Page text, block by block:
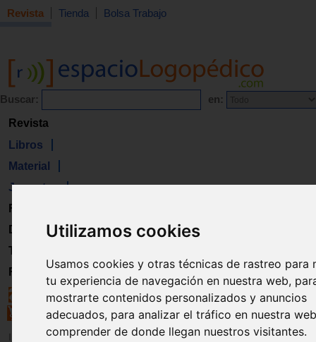
Utilizamos cookies
Usamos cookies y otras técnicas de rastreo para
tu experiencia de navegación en nuestra web,
mostrarte contenidos personalizados y anuncios
adecuados, para analizar el tráfico en nuestra
comprender de donde llegan nuestros visitantes.
Revista Tienda Bolsa Trabajo
Buscar: en:
Revista
Libros
Material
Juguetes
Formación
Directorio
Trabajo
Registro
Revista